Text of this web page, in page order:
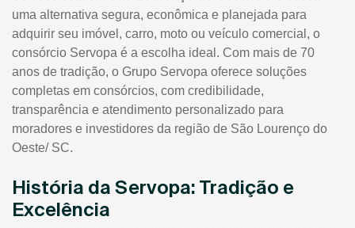
uma alternativa segura, econômica e planejada para
adquirir seu imóvel, carro, moto ou veículo comercial, o
consórcio Servopa é a escolha ideal. Com mais de 70
anos de tradição, o Grupo Servopa oferece soluções
completas em consórcios, com credibilidade,
transparência e atendimento personalizado para
moradores e investidores da região de São Lourenço do
Oeste/ SC.
História da Servopa: Tradição e
Excelência